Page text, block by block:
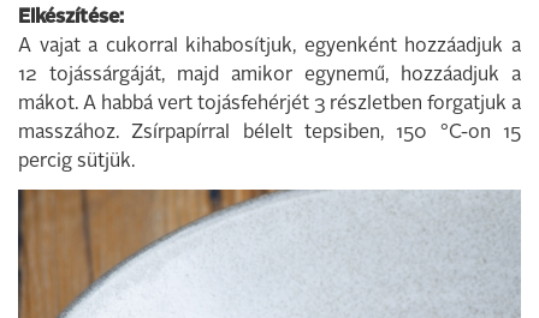
Elkészítése:
A vajat a cukorral kihabosítjuk, egyenként hozzáadjuk a
12 tojássárgáját, majd amikor egynemű, hozzáadjuk a
mákot. A habbá vert tojásfehérjét 3 részletben forgatjuk a
masszához. Zsírpapírral bélelt tepsiben, 150 °C-on 15
percig sütjük.